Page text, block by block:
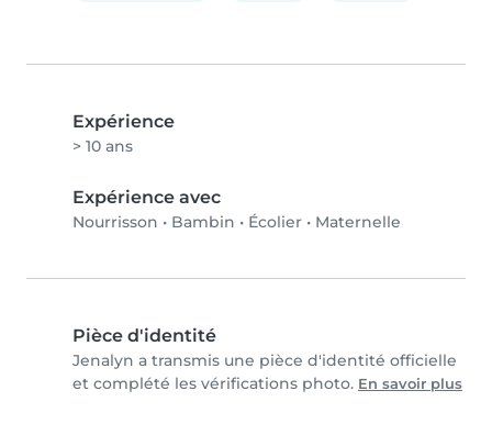
Expérience
> 10 ans
Expérience avec
Nourrisson • Bambin • Écolier • Maternelle
Pièce d'identité
Jenalyn a transmis une pièce d'identité officielle
et complété les vérifications photo. En savoir plus